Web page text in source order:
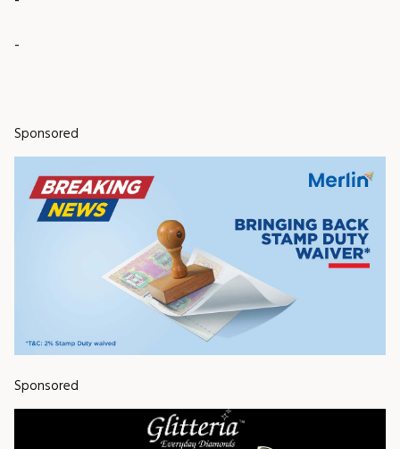
-
Sponsored
Sponsored